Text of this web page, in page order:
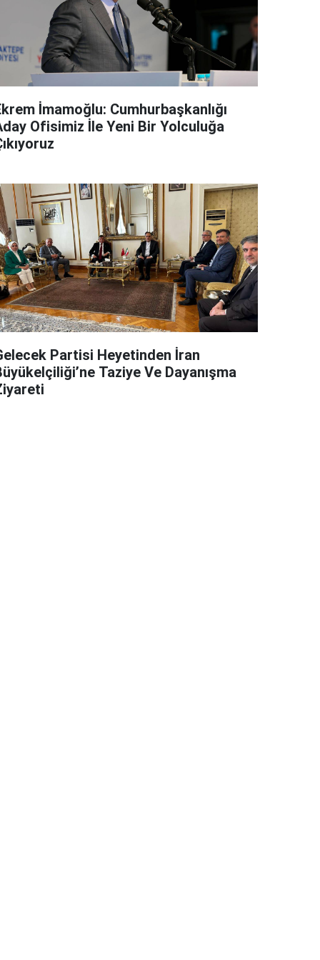
İmamoğlu: Cumhurbaşkanlığı
Ofisimiz İle Yeni Bir Yolculuğa
Partisi Heyetinden İran
Taziye Ve Dayanışma